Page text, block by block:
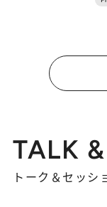
TALK
トーク＆セッシ